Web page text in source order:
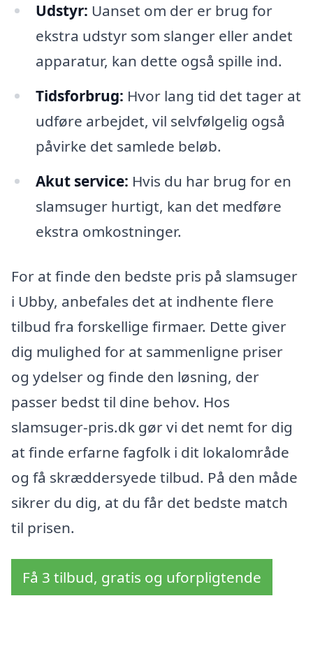
Udstyr: Uanset om der er brug for
ekstra udstyr som slanger eller andet
apparatur, kan dette også spille ind.
Tidsforbrug: Hvor lang tid det tager at
udføre arbejdet, vil selvfølgelig også
påvirke det samlede beløb.
Akut service: Hvis du har brug for en
slamsuger hurtigt, kan det medføre
ekstra omkostninger.
For at finde den bedste pris på slamsuger
i Ubby, anbefales det at indhente flere
tilbud fra forskellige firmaer. Dette giver
dig mulighed for at sammenligne priser
og ydelser og finde den løsning, der
passer bedst til dine behov. Hos
slamsuger-pris.dk gør vi det nemt for dig
at finde erfarne fagfolk i dit lokalområde
og få skræddersyede tilbud. På den måde
sikrer du dig, at du får det bedste match
til prisen.
Få 3 tilbud, gratis og uforpligtende